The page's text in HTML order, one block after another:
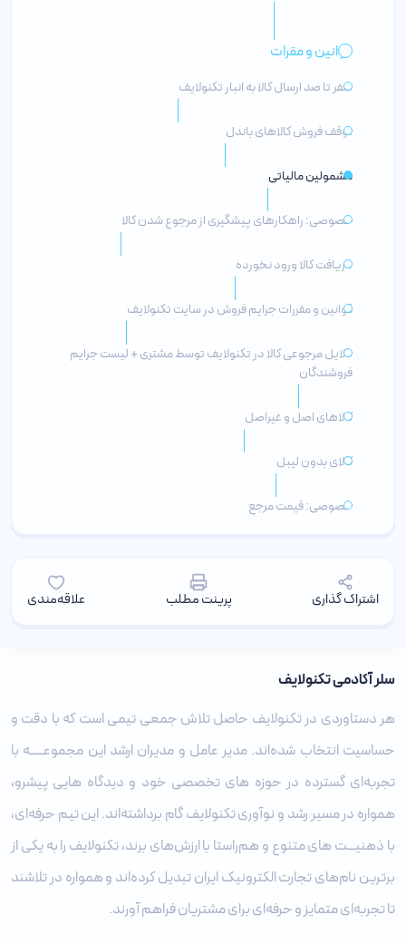
قوانین و مقرات
صفر تا صد ارسال کالا به انبار تکنولایف
توقف فروش کالاهای باندل
مشمولین مالیاتی
خصوصی: راهکارهای پیشگیری از مرجوع شدن کالا
دریافت کالا ورود نخورده
قوانین و مقررات جرایم فروش در سایت تکنولایف
دلایل مرجوعی کالا در تکنولایف توسط مشتری + لیست جرایم
فروشندگان
کالاهای اصل و غیراصل
کالای بدون لیبل
خصوصی: قیمت مرجع
اشتراک گذاری پرینت مطلب علاقه‌مندی
سلر آکادمی تکنولایف
هر دستاوردی در تکنولایف حاصل تلاش جمعی تیمی است که با دقت و
حساسیت انتخاب شده‌اند. مدیر عامل و مدیران ارشد این مجموعـــــه با
تجربه‌ای گسترده در حوزه‌ های تخصصی خود و دیدگاه ‌هایی پیشرو،
همواره در مسیر رشد و نوآوری تکنولایف گام برداشته‌اند. این تیم حرفه‌ای،
با ذهنیـــت‌ های متنوع و هم‌راستا با ارزش‌های برند، تکنولایف را به یکی از
برترین نام‌های تجارت الکترونیک ایران تبدیل کرده‌اند و همواره در تلاشند
تا تجربه‌ای متمایز و حرفه‌ای برای مشتریان فراهم آورند.